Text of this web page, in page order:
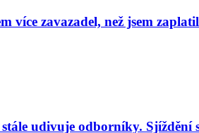
více zavazadel, než jsem
udivuje odborníky. Sjíždění